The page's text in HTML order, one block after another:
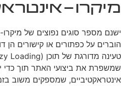
מיקרו-
ישנם מספר סוגים נפוצים של מיקרו-
הוברים על כפתורים או קישורים
שמשפרת את ביצועי האתר תוך כדי
אינטראקטיביים, שמספקים משוב